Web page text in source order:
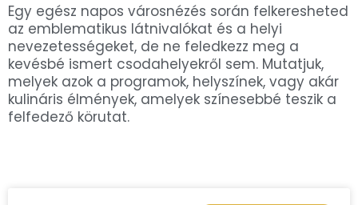
Egy egész napos városnézés során felkeresheted
az emblematikus látnivalókat és a helyi
nevezetességeket, de ne feledkezz meg a
kevésbé ismert csodahelyekről sem. Mutatjuk,
melyek azok a programok, helyszínek, vagy akár
kulináris élmények, amelyek színesebbé teszik a
felfedező körutat.